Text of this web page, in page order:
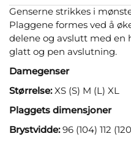
Genserne strikkes i
Plaggene formes ved å
delene og avslutt med en
glatt og pen avslutning.
Damegenser
Størrelse:XS (S) M (L) XL
Plaggets dimensjoner
Brystvidde:96 (104) 112